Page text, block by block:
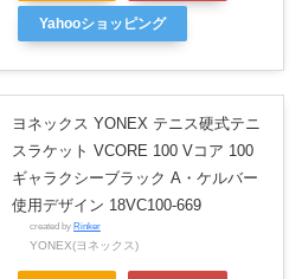
Yahooショッピング
ヨネックス YONEX テニス硬式テニ
スラケット VCORE 100 Vコア 100
ギャラクシーブラック A・ケルバー
使用デザイン 18VC100-669
created by Rinker
YONEX(ヨネックス)